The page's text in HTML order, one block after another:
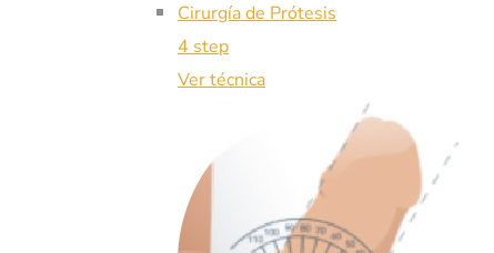
Cirurgía de Prótesis
4 step
Ver técnica